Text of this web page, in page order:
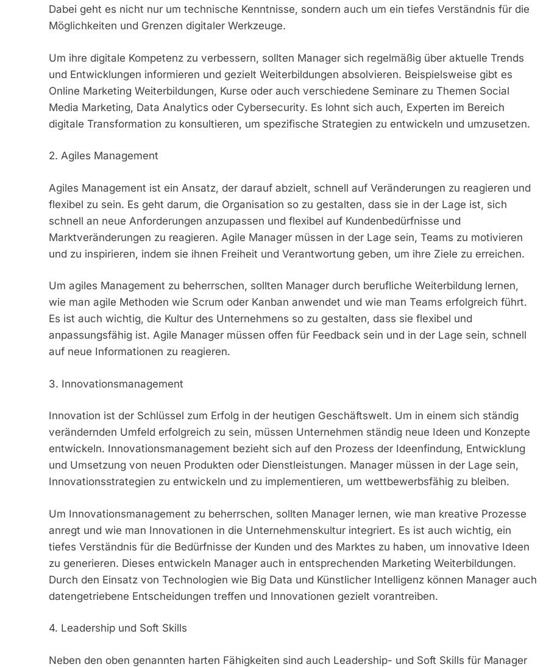
Dabei geht es nicht nur um technische Kenntnisse, sondern auch um ein tiefes Verständnis für die
Möglichkeiten und Grenzen digitaler Werkzeuge.
Um ihre digitale Kompetenz zu verbessern, sollten Manager sich regelmäßig über aktuelle Trends
und Entwicklungen informieren und gezielt Weiterbildungen absolvieren. Beispielsweise gibt es
Online Marketing Weiterbildungen, Kurse oder auch verschiedene Seminare zu Themen Social
Media Marketing, Data Analytics oder Cybersecurity. Es lohnt sich auch, Experten im Bereich
digitale Transformation zu konsultieren, um spezifische Strategien zu entwickeln und umzusetzen.
2. Agiles Management
Agiles Management ist ein Ansatz, der darauf abzielt, schnell auf Veränderungen zu reagieren und
flexibel zu sein. Es geht darum, die Organisation so zu gestalten, dass sie in der Lage ist, sich
schnell an neue Anforderungen anzupassen und flexibel auf Kundenbedürfnisse und
Marktveränderungen zu reagieren. Agile Manager müssen in der Lage sein, Teams zu motivieren
und zu inspirieren, indem sie ihnen Freiheit und Verantwortung geben, um ihre Ziele zu erreichen.
Um agiles Management zu beherrschen, sollten Manager durch berufliche Weiterbildung lernen,
wie man agile Methoden wie Scrum oder Kanban anwendet und wie man Teams erfolgreich führt.
Es ist auch wichtig, die Kultur des Unternehmens so zu gestalten, dass sie flexibel und
anpassungsfähig ist. Agile Manager müssen offen für Feedback sein und in der Lage sein, schnell
auf neue Informationen zu reagieren.
3. Innovationsmanagement
Innovation ist der Schlüssel zum Erfolg in der heutigen Geschäftswelt. Um in einem sich ständig
verändernden Umfeld erfolgreich zu sein, müssen Unternehmen ständig neue Ideen und Konzepte
entwickeln. Innovationsmanagement bezieht sich auf den Prozess der Ideenfindung, Entwicklung
und Umsetzung von neuen Produkten oder Dienstleistungen. Manager müssen in der Lage sein,
Innovationsstrategien zu entwickeln und zu implementieren, um wettbewerbsfähig zu bleiben.
Um Innovationsmanagement zu beherrschen, sollten Manager lernen, wie man kreative Prozesse
anregt und wie man Innovationen in die Unternehmenskultur integriert. Es ist auch wichtig, ein
tiefes Verständnis für die Bedürfnisse der Kunden und des Marktes zu haben, um innovative Ideen
zu generieren. Dieses entwickeln Manager auch in entsprechenden Marketing Weiterbildungen.
Durch den Einsatz von Technologien wie Big Data und Künstlicher Intelligenz können Manager auch
datengetriebene Entscheidungen treffen und Innovationen gezielt vorantreiben.
4. Leadership und Soft Skills
Neben den oben genannten harten Fähigkeiten sind auch Leadership- und Soft Skills für Manager